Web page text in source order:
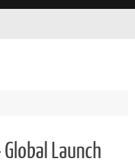
Launch